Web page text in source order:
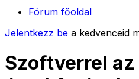
Fórum főoldal
Jelentkezz be a kedvenceid
Szoftverrel az